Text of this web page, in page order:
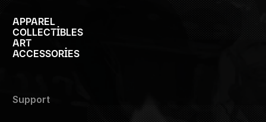
APPAREL
COLLECTIBLES
ART
ACCESSORIES
Support